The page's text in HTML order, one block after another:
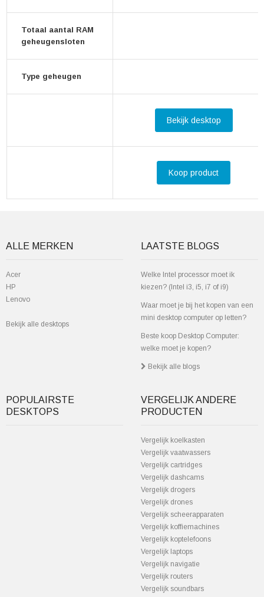
Totaal aantal RAM
geheugensloten
Type geheugen
Bekijk desktop
Koop product
ALLE MERKEN
Acer
HP
Lenovo
Bekijk alle desktops
LAATSTE BLOGS
Welke Intel processor moet ik
kiezen? (Intel i3, i5, i7 of i9)
Waar moet je bij het kopen van een
mini desktop computer op letten?
Beste koop Desktop Computer:
welke moet je kopen?
Bekijk alle blogs
POPULAIRSTE
DESKTOPS
VERGELIJK ANDERE
PRODUCTEN
Vergelijk koelkasten
Vergelijk vaatwassers
Vergelijk cartridges
Vergelijk dashcams
Vergelijk drogers
Vergelijk drones
Vergelijk scheerapparaten
Vergelijk koffiemachines
Vergelijk koptelefoons
Vergelijk laptops
Vergelijk navigatie
Vergelijk routers
Vergelijk soundbars